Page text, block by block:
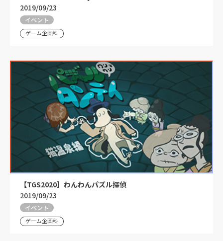
2019/09/23
イベント
ゲーム企画科
【TGS2020】わんわんパズル探偵
2019/09/23
イベント
ゲーム企画科